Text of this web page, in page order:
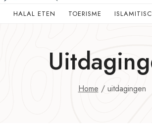
HALAL ETEN TOERISME
Home / uitdagingen